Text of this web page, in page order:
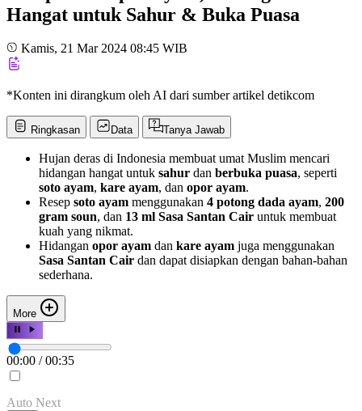
Hangat untuk Sahur & Buka Puasa
Kamis, 21 Mar 2024 08:45 WIB
*Konten ini dirangkum oleh AI dari sumber artikel detikcom
Ringkasan Data Tanya Jawab
Hujan deras di Indonesia membuat umat Muslim mencari
hidangan hangat untuk sahur dan berbuka puasa, seperti
soto ayam, kare ayam, dan opor ayam.
Resep soto ayam menggunakan 4 potong dada ayam, 200
gram soun, dan 13 ml Sasa Santan Cair untuk membuat
kuah yang nikmat.
Hidangan opor ayam dan kare ayam juga menggunakan
Sasa Santan Cair dan dapat disiapkan dengan bahan-bahan
sederhana.
More
00:00 /00:35
Auto Next